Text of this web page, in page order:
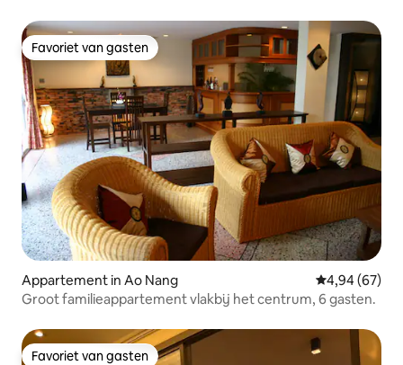
Favoriet van gasten
Favoriet van gasten
Appartement in Ao Nang Gemiddelde
4,94 (67)
Groot familieappartement vlakbij het centrum, 6 gasten.
Favoriet van gasten